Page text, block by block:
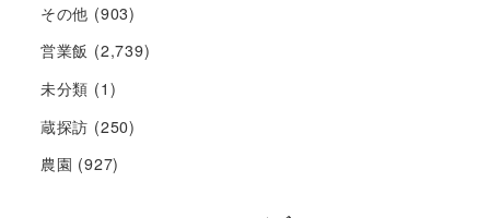
その他 (903)
営業飯 (2,739)
未分類 (1)
蔵探訪 (250)
農園 (927)